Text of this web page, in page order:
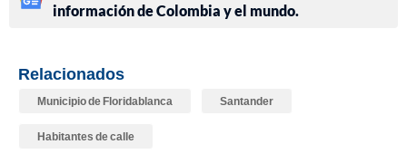
información de Colombia y el mundo.
Relacionados
Municipio de Floridablanca Santander
Habitantes de calle